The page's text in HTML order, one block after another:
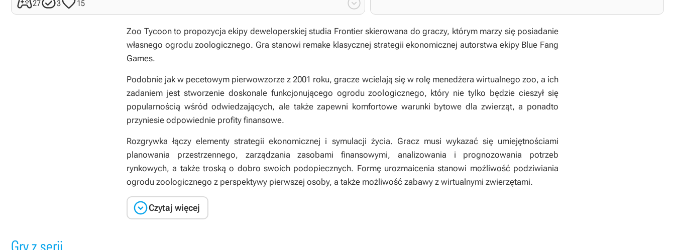
27 3 15
Zoo Tycoonto propozycja ekipy deweloperskiej studia Frontier skierowana do graczy, którym marzy się posiadanie
własnego ogrodu zoologicznego. Gra stanowi remake klasycznej strategii ekonomicznej autorstwa ekipy Blue Fang
Games.
Podobnie jak w pecetowym pierwowzorze z 2001 roku, gracze wcielają się w rolę menedżera wirtualnego zoo, a ich
zadaniem jest stworzenie doskonale funkcjonującego ogrodu zoologicznego, który nie tylko będzie cieszył się
popularnością wśród odwiedzających, ale także zapewni komfortowe warunki bytowe dla zwierząt, a ponadto
przyniesie odpowiednie profity finansowe.
Rozgrywka łączy elementy strategii ekonomicznej i symulacji życia. Gracz musi wykazać się umiejętnościami
planowania przestrzennego, zarządzania zasobami finansowymi, analizowania i prognozowania potrzeb
rynkowych, a także troską o dobro swoich podopiecznych. Formę urozmaicenia stanowi możliwość podziwiania
ogrodu zoologicznego z perspektywy pierwszej osoby, a także możliwość zabawy z wirtualnymi zwierzętami.
Czytaj więcej